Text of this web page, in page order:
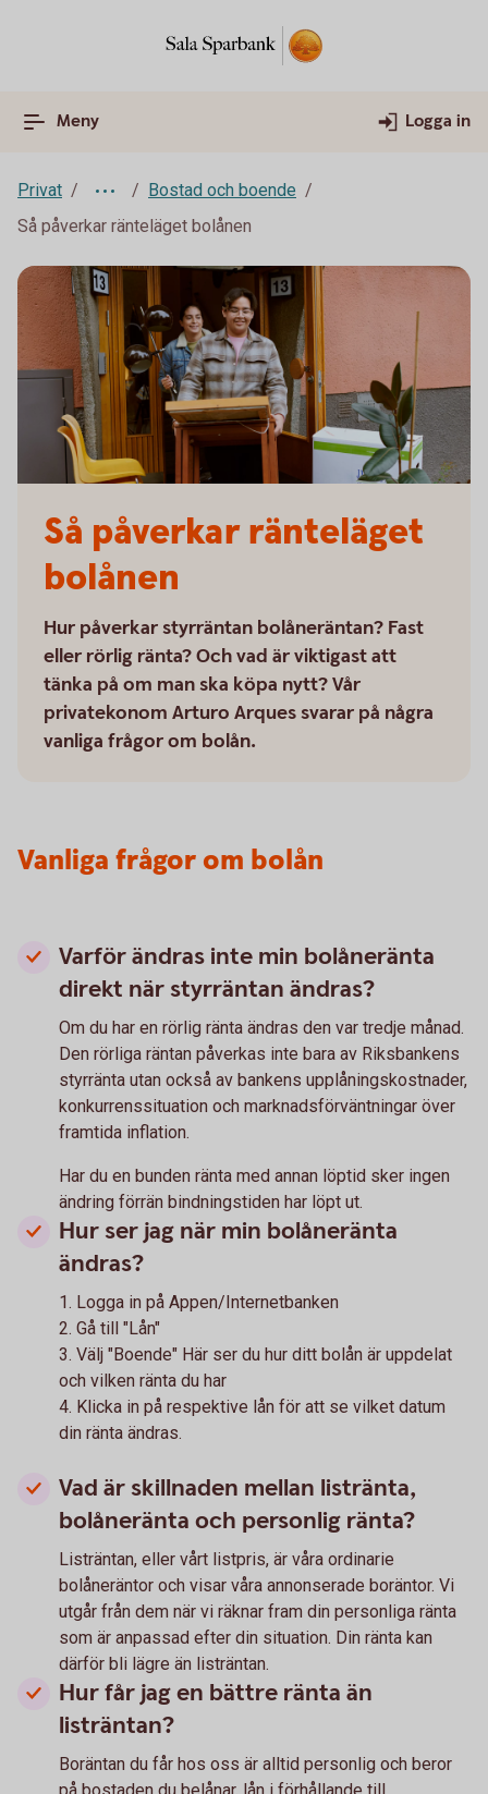
Meny Logga in
Privat
Bostad och boende
Så påverkar ränteläget bolånen
Så påverkar ränteläget
bolånen
Hur påverkar styrräntan bolåneräntan? Fast
eller rörlig ränta? Och vad är viktigast att
tänka på om man ska köpa nytt? Vår
privatekonom Arturo Arques svarar på några
vanliga frågor om bolån.
Vanliga frågor om bolån
Varför ändras inte min bolåneränta
direkt när styrräntan ändras?
Om du har en rörlig ränta ändras den var tredje månad.
Den rörliga räntan påverkas inte bara av Riksbankens
styrränta utan också av bankens upplåningskostnader,
konkurrenssituation och marknadsförväntningar över
framtida inflation.
Har du en bunden ränta med annan löptid sker ingen
ändring förrän bindningstiden har löpt ut.
Hur ser jag när min bolåneränta
ändras?
1. Logga in på Appen/Internetbanken
2. Gå till "Lån"
3. Välj "Boende" Här ser du hur ditt bolån är uppdelat
och vilken ränta du har
4. Klicka in på respektive lån för att se vilket datum
din ränta ändras.
Vad är skillnaden mellan listränta,
bolåneränta och personlig ränta?
Listräntan, eller vårt listpris, är våra ordinarie
bolåneräntor och visar våra annonserade boräntor. Vi
utgår från dem när vi räknar fram din personliga ränta
som är anpassad efter din situation. Din ränta kan
därför bli lägre än listräntan.
Hur får jag en bättre ränta än
listräntan?
Boräntan du får hos oss är alltid personlig och beror